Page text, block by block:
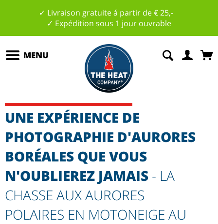
✓ Livraison gratuite á partir de € 25,-
✓ Expédition sous 1 jour ouvrable
MENU
UNE EXPÉRIENCE DE
PHOTOGRAPHIE D'AURORES
BORÉALES QUE VOUS
N'OUBLIEREZ JAMAIS - LA
CHASSE AUX AURORES
POLAIRES EN MOTONEIGE AU